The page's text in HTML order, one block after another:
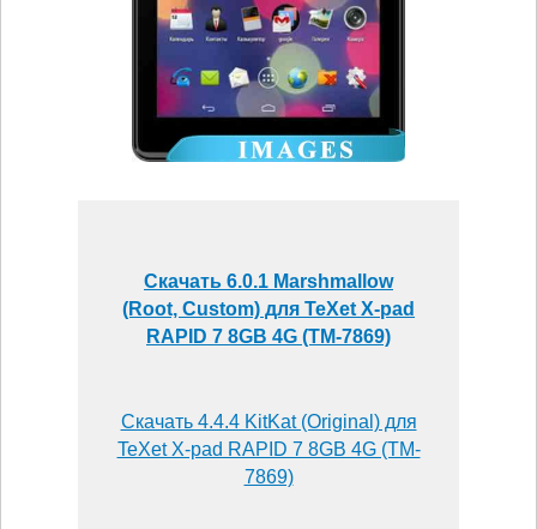
Скачать 6.0.1 Marshmallow
(Root, Custom) для TeXet X-pad
RAPID 7 8GB 4G (TM-7869)
Скачать 4.4.4 KitKat (Original) для
TeXet X-pad RAPID 7 8GB 4G (TM-
7869)